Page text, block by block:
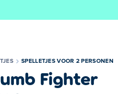
SPELLETJES VOOR 2 PERSONEN
Fighter